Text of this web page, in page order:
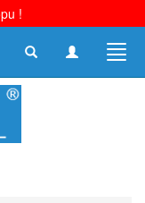
!
Toggle
Toggle